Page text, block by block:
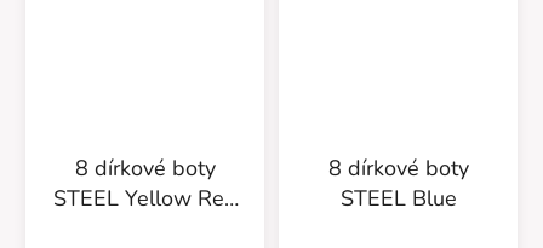
8 dírkové boty
STEEL Yellow Red
8 dírkové boty
STEEL Blue